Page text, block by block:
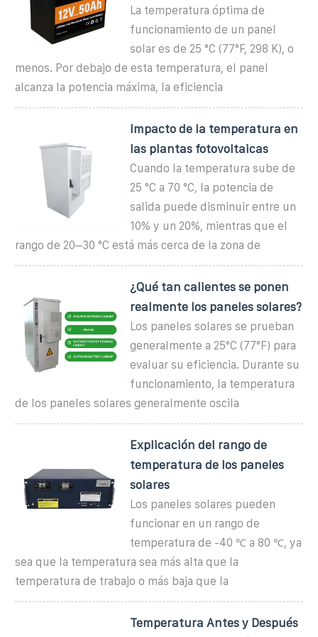
La temperatura óptima de
funcionamiento de un panel
solar es de 25 °C (77°F, 298 K), o
menos. Por debajo de esta temperatura, el panel
alcanza la potencia máxima, la eficiencia
Impacto de la temperatura en
las plantas fotovoltaicas
Cuando la temperatura sube de
25 °C a 70 °C, la potencia de
salida puede disminuir entre un
10% y un 20%, mientras que el
rango de 20–30 °C está más cerca de la zona de
¿Qué tan calientes se ponen
realmente los paneles solares?
Los paneles solares se prueban
generalmente a 25°C (77°F) para
evaluar su eficiencia. Durante su
funcionamiento, la temperatura
de los paneles solares generalmente oscila
Explicación del rango de
temperatura de los paneles
solares
Los paneles solares pueden
funcionar en un rango de
temperatura de -40 ℃ a 80 ℃, ya
sea que la temperatura sea más alta que la
temperatura de trabajo o más baja que la
Temperatura Antes y Después